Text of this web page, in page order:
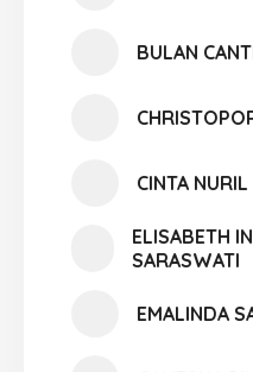
BULAN
CINTA
ELISABETH
SARASWATI
EMALINDA